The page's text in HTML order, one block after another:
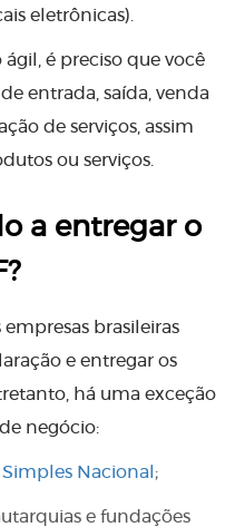
eletrônicas).
ágil, é preciso que você
entrada, saída, venda
de serviços, assim
ou serviços.
a entregar o
brasileiras
e entregar os
há uma exceção
negócio:
Simples Nacional ;
e fundações